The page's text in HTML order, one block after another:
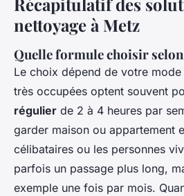
nettoyage à Metz
Quelle formule choisir
Le choix dépend de votre
très occupées optent souvent
régulier de 2 à 4 heures par
garder maison ou appartement
célibataires ou les personnes
parfois un passage plus long,
exemple une fois par mois.